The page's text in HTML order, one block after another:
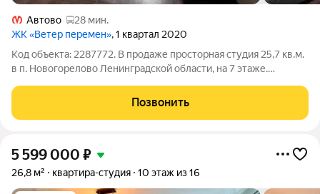
Автово
28 мин.
ЖК «Ветер перемен», 1 квартал 2020
Код объекта: 2287772. В продаже просторная студия 25,7 кв.м.
в п. Новогорелово Ленинградской области, на 7 этаже.
Квадратная студия Балкон 2 кв.м. Просторная ванная с ванной
(не душевой
Позвонить
5 599 000 ₽
26,8 м² квартира-студия 10 этаж из 16